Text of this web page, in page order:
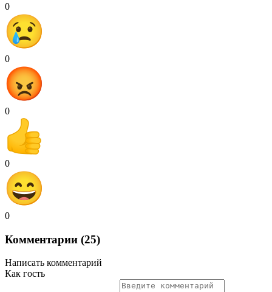
0
0
0
0
0
Комментарии (25)
Написать комментарий
Как гость